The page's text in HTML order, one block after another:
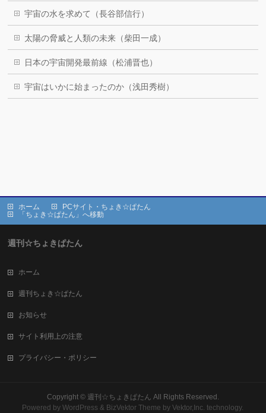
宇宙の水を求めて（長谷部信行）
太陽の脅威と人類の未来（柴田一成）
日本の宇宙開発最前線（松浦晋也）
宇宙はいかに始まったのか（浅田秀樹）
ホーム
PCサイト・ちょき☆ぱたん
「ちょき☆ぱたん」へ移動
週刊☆ちょきぱたん
ホーム
週刊ちょき☆ぱたん
お知らせ
サイト利用上の注意
プライバシー・ポリシー
Copyright © 週刊☆ちょきぱたん All Rights Reserved.
Powered byWordPress & BizVektor Theme by Vektor,Inc. technology.